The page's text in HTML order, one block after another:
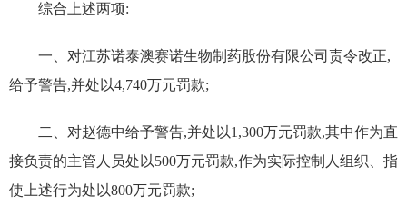
综合上述两项:
一、对江苏诺泰澳赛诺生物制药股份有限公司责令改正,
给予警告,并处以4,740万元罚款;
二、对赵德中给予警告,并处以1,300万元罚款,其中作为直
接负责的主管人员处以500万元罚款,作为实际控制人组织、指
使上述行为处以800万元罚款;